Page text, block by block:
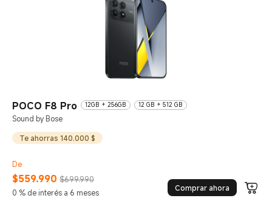
POCO F8 Pro 12GB + 256GB 12 GB + 512 GB
Sound by Bose
Te ahorras 140.000 $
De
$559.990
Current Price $559990
$699.990
Precio de comercialización $699.990
0 % de interés a 6 meses
Comprar ahora